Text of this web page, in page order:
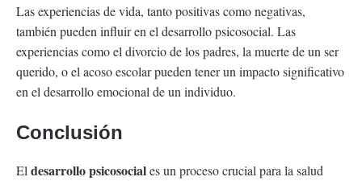
Las experiencias de vida, tanto positivas como negativas,
también pueden influir en el desarrollo psicosocial. Las
experiencias como el divorcio de los padres, la muerte de un ser
querido, o el acoso escolar pueden tener un impacto significativo
en el desarrollo emocional de un individuo.
Conclusión
Eldesarrollo psicosociales un proceso crucial para la salud